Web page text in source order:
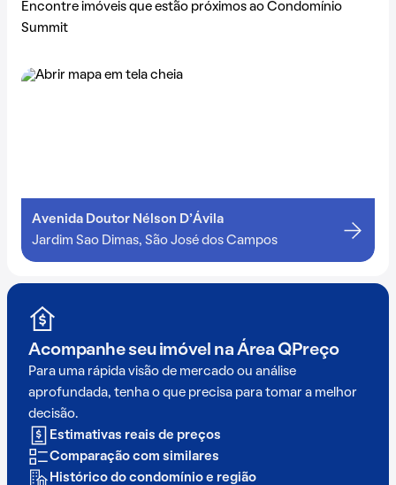
Encontre imóveis que estão próximos ao Condomínio
Summit
Avenida Doutor Nélson D'Ávila
Jardim Sao Dimas, São José dos Campos
Acompanhe seu imóvel na Área QPreço
Para uma rápida visão de mercado ou análise
aprofundada, tenha o que precisa para tomar a melhor
decisão.
Estimativas reais de preços
Comparação com similares
Histórico do condomínio e região